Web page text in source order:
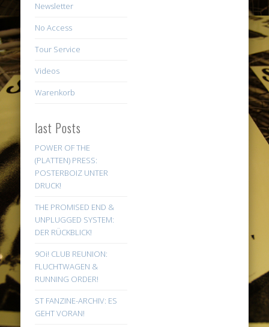
Newsletter
No Access
Tour Service
Videos
Warenkorb
last Posts
POWER OF THE
(PLATTEN) PRESS:
POSTERBOIZ UNTER
DRUCK!
THE PROMISED END &
UNPLUGGED SYSTEM:
DER RÜCKBLICK!
9Oi! CLUB REUNION:
FLUCHTWAGEN &
RUNNING ORDER!
ST FANZINE-ARCHIV: ES
GEHT VORAN!